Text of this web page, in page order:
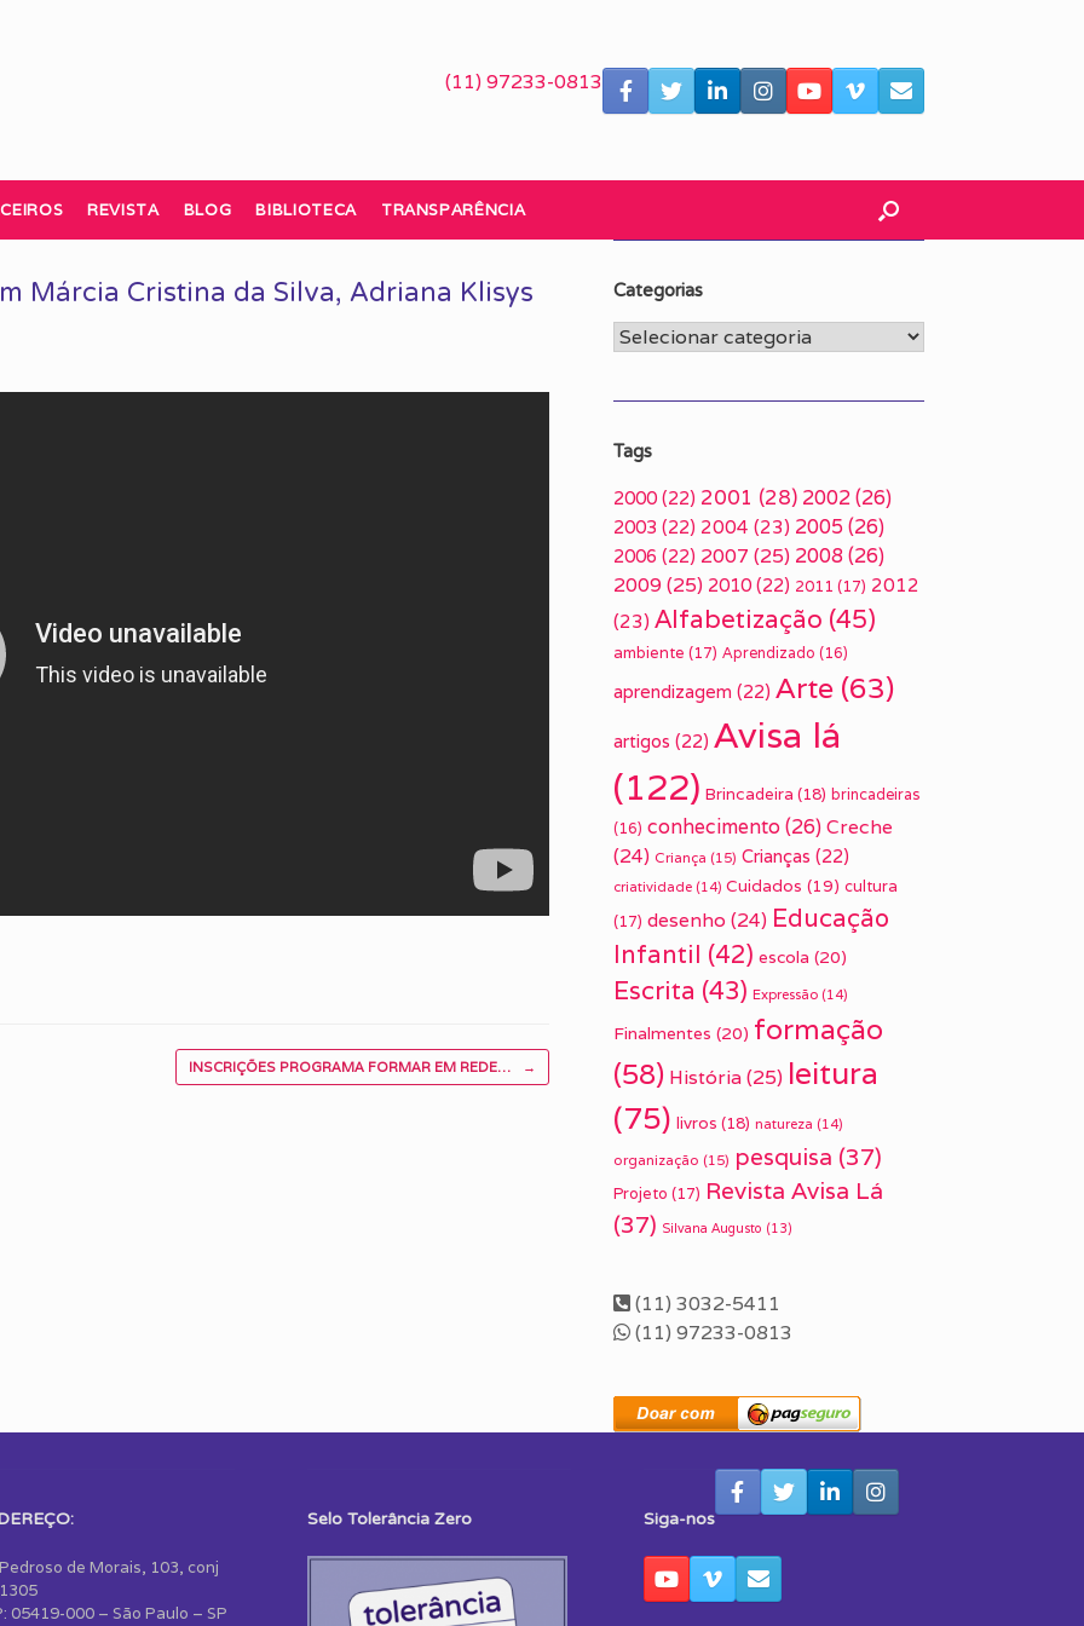
(11) 97233-0813
REVISTA BLOG BIBLIOTECA TRANSPARÊNCIA
Márcia Cristina da Silva, Adriana Klisys
INSCRIÇÕES PROGRAMA FORMAR EM REDE… →
Categorias
Categorias
Tags
2000 (22) 2001 (28) 2002(26)
2003 (22) 2004 (23) 2005 (26)
2006 (22) 2007 (25) 2008(26)
2009(25) 2010 (22) 2011 (17) 2012
(23) Alfabetização (45)
ambiente (17) Aprendizado (16)
aprendizagem (22) Arte (63)
artigos (22) Avisa lá
(122) Brincadeira (18) brincadeiras
(16) conhecimento(26) Creche
(24) Criança (15) Crianças (22)
criatividade (14) Cuidados (19) cultura
(17) desenho (24) Educação
Infantil (42) escola (20)
Escrita (43) Expressão (14)
Finalmentes (20) formação
(58) História(25) leitura
(75) livros (18) natureza (14)
organização (15) pesquisa (37)
Projeto (17) Revista Avisa Lá
(37) Silvana Augusto (13)
(11) 3032-5411
(11) 97233-0813
de Morais, 103, conj
05419-000 – São Paulo – SP
Selo Tolerância Zero Siga-nos